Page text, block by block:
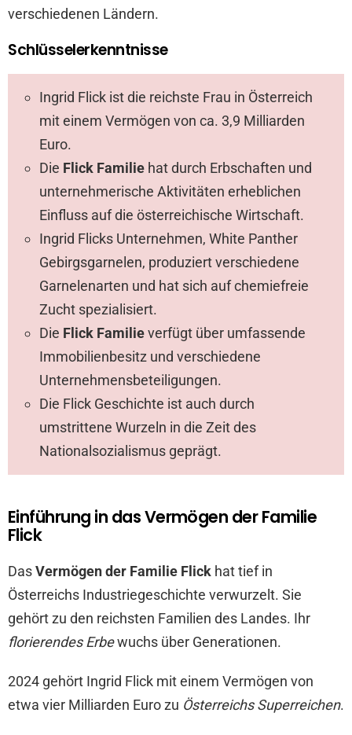
verschiedenen Ländern.
Schlüsselerkenntnisse
Ingrid Flick ist die reichste Frau in Österreich
mit einem Vermögen von ca. 3,9 Milliarden
Euro.
Die Flick Familie hat durch Erbschaften und
unternehmerische Aktivitäten erheblichen
Einfluss auf die österreichische Wirtschaft.
Ingrid Flicks Unternehmen, White Panther
Gebirgsgarnelen, produziert verschiedene
Garnelenarten und hat sich auf chemiefreie
Zucht spezialisiert.
Die Flick Familieverfügt über umfassende
Immobilienbesitz und verschiedene
Unternehmensbeteiligungen.
Die Flick Geschichte ist auch durch
umstrittene Wurzeln in die Zeit des
Nationalsozialismus geprägt.
Einführung in das Vermögen der Familie
Flick
DasVermögen der Familie Flick hat tief in
Österreichs Industriegeschichte verwurzelt. Sie
gehört zu den reichsten Familien des Landes. Ihr
florierendes Erbewuchs über Generationen.
2024 gehört Ingrid Flick mit einem Vermögen von
etwa vier Milliarden Euro zu Österreichs Superreichen.